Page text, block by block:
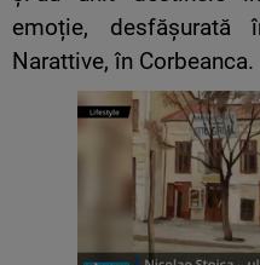
emoție,
Narattive, în Corbeanca.